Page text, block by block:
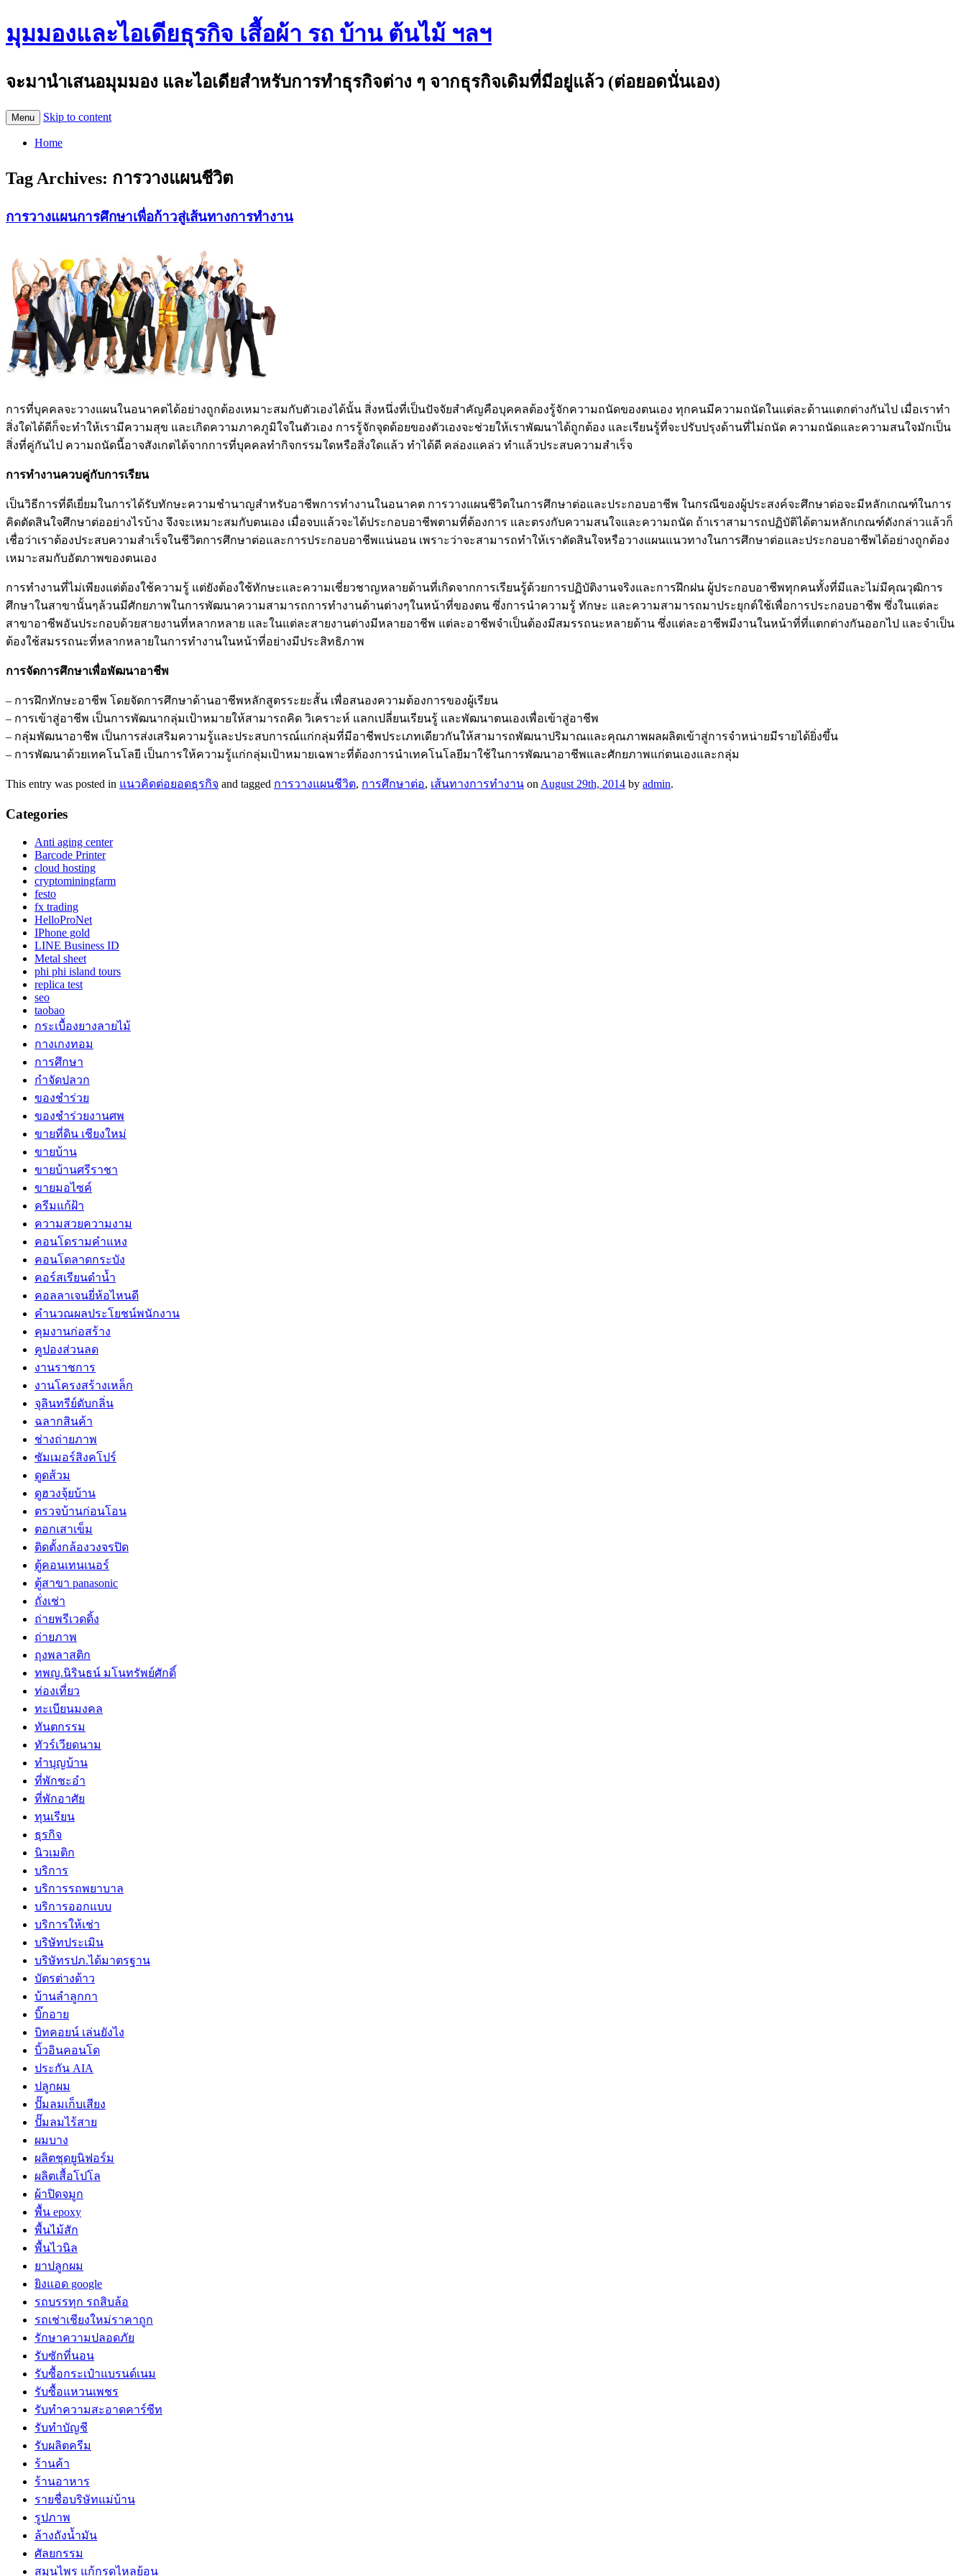
มุมมองและไอเดียธุรกิจ เสื้อผ้า รถ บ้าน ต้นไม้ ฯลฯ
จะมานำเสนอมุมมอง และไอเดียสำหรับการทำธุรกิจต่าง ๆ จากธุรกิจเดิมที่มีอยู่แล้ว (ต่อยอดนั่นเอง)
Menu Skip to content
Home
Tag Archives: การวางแผนชีวิต
การวางแผนการศึกษาเพื่อก้าวสู่เส้นทางการทำงาน
การที่บุคคลจะวางแผนในอนาคตได้อย่างถูกต้องเหมาะสมกับตัวเองได้นั้น สิ่งหนึ่งที่เป็นปัจจัยสำคัญคือบุคคลต้องรู้จักความถนัดของตนเอง ทุกคนมีความถนัดในแต่ละด้านแตกต่างกันไป เมื่อเราทำ
สิ่งใดได้ดีก็จะทำให้เรามีความสุข และเกิดความภาคภูมิใจในตัวเอง การรู้จักจุดด้อยของตัวเองจะช่วยให้เราพัฒนาได้ถูกต้อง และเรียนรู้ที่จะปรับปรุงด้านที่ไม่ถนัด ความถนัดและความสนใจมักเป็น
สิ่งที่คู่กันไป ความถนัดนี้อาจสังเกตได้จากการที่บุคคลทำกิจกรรมใดหรือสิ่งใดแล้ว ทำได้ดี คล่องแคล่ว ทำแล้วประสบความสำเร็จ
การทำงานควบคู่กับการเรียน
เป็นวิธีการที่ดีเยี่ยมในการได้รับทักษะความชำนาญสำหรับอาชีพการทำงานในอนาคต การวางแผนชีวิตในการศึกษาต่อและประกอบอาชีพ ในกรณีของผู้ประสงค์จะศึกษาต่อจะมีหลักเกณฑ์ในการ
คิดตัดสินใจศึกษาต่ออย่างไรบ้าง จึงจะเหมาะสมกับตนเอง เมื่อจบแล้วจะได้ประกอบอาชีพตามที่ต้องการ และตรงกับความสนใจและความถนัด ถ้าเราสามารถปฏิบัติได้ตามหลักเกณฑ์ดังกล่าวแล้วก็
เชื่อว่าเราต้องประสบความสำเร็จในชีวิตการศึกษาต่อและการประกอบอาชีพแน่นอน เพราะว่าจะสามารถทำให้เราตัดสินใจหรือวางแผนแนวทางในการศึกษาต่อและประกอบอาชีพได้อย่างถูกต้อง
เหมาะสมกับอัตภาพของตนเอง
การทำงานที่ไม่เพียงแต่ต้องใช้ความรู้ แต่ยังต้องใช้ทักษะและความเชี่ยวชาญหลายด้านที่เกิดจากการเรียนรู้ด้วยการปฏิบัติงานจริงและการฝึกฝน ผู้ประกอบอาชีพทุกคนทั้งที่มีและไม่มีคุณวุฒิการ
ศึกษาในสาขานั้นๆล้วนมีศักยภาพในการพัฒนาความสามารถการทำงานด้านต่างๆในหน้าที่ของตน ซึ่งการนำความรู้ ทักษะ และความสามารถมาประยุกต์ใช้เพื่อการประกอบอาชีพ ซึ่งในแต่ละ
สาขาอาชีพอันประกอบด้วยสายงานที่หลากหลาย และในแต่ละสายงานต่างมีหลายอาชีพ แต่ละอาชีพจำเป็นต้องมีสมรรถนะหลายด้าน ซึ่งแต่ละอาชีพมีงานในหน้าที่ที่แตกต่างกันออกไป และจำเป็น
ต้องใช้สมรรถนะที่หลากหลายในการทำงานในหน้าที่อย่างมีประสิทธิภาพ
การจัดการศึกษาเพื่อพัฒนาอาชีพ
– การฝึกทักษะอาชีพ โดยจัดการศึกษาด้านอาชีพหลักสูตรระยะสั้น เพื่อสนองความต้องการของผู้เรียน
– การเข้าสู่อาชีพ เป็นการพัฒนากลุ่มเป้าหมายให้สามารถคิด วิเคราะห์ แลกเปลี่ยนเรียนรู้ และพัฒนาตนเองเพื่อเข้าสู่อาชีพ
– กลุ่มพัฒนาอาชีพ เป็นการส่งเสริมความรู้และประสบการณ์แก่กลุ่มที่มีอาชีพประเภทเดียวกันให้สามารถพัฒนาปริมาณและคุณภาพผลผลิตเข้าสู่การจำหน่ายมีรายได้ยิ่งขึ้น
– การพัฒนาด้วยเทคโนโลยี เป็นการให้ความรู้แก่กลุ่มเป้าหมายเฉพาะที่ต้องการนำเทคโนโลยีมาใช้ในการพัฒนาอาชีพและศักยภาพแก่ตนเองและกลุ่ม
This entry was posted in แนวคิดต่อยอดธุรกิจ and tagged การวางแผนชีวิต, การศึกษาต่อ, เส้นทางการทำงาน on August 29th, 2014 by admin.
Categories
Anti aging center
Barcode Printer
cloud hosting
cryptominingfarm
festo
fx trading
HelloProNet
IPhone gold
LINE Business ID
Metal sheet
phi phi island tours
replica test
seo
taobao
กระเบื้องยางลายไม้
กางเกงทอม
การศึกษา
กำจัดปลวก
ของชำร่วย
ของชำร่วยงานศพ
ขายที่ดิน เชียงใหม่
ขายบ้าน
ขายบ้านศรีราชา
ขายมอไซค์
ครีมแก้ฝ้า
ความสวยความงาม
คอนโดรามคำแหง
คอนโดลาดกระบัง
คอร์สเรียนดำน้ำ
คอลลาเจนยี่ห้อไหนดี
คำนวณผลประโยชน์พนักงาน
คุมงานก่อสร้าง
คูปองส่วนลด
งานราชการ
งานโครงสร้างเหล็ก
จุลินทรีย์ดับกลิ่น
ฉลากสินค้า
ช่างถ่ายภาพ
ซัมเมอร์สิงคโปร์
ดูดส้วม
ดูฮวงจุ้ยบ้าน
ตรวจบ้านก่อนโอน
ตอกเสาเข็ม
ติดตั้งกล้องวงจรปิด
ตู้คอนเทนเนอร์
ตู้สาขา panasonic
ถั่งเช่า
ถ่ายพรีเวดดิ้ง
ถ่ายภาพ
ถุงพลาสติก
ทพญ.นิรินธน์ มโนทรัพย์ศักดิ์
ท่องเที่ยว
ทะเบียนมงคล
ทันตกรรม
ทัวร์เวียดนาม
ทำบุญบ้าน
ที่พักชะอำ
ที่พักอาศัย
ทุนเรียน
ธุรกิจ
นิวเมติก
บริการ
บริการรถพยาบาล
บริการออกแบบ
บริการให้เช่า
บริษัทประเมิน
บริษัทรปภ.ได้มาตรฐาน
บัตรต่างด้าว
บ้านลำลูกกา
บิ๊กอาย
บิทคอยน์ เล่นยังไง
บิ้วอินคอนโด
ประกัน AIA
ปลูกผม
ปั๊มลมเก็บเสียง
ปั๊มลมไร้สาย
ผมบาง
ผลิตชุดยูนิฟอร์ม
ผลิตเสื้อโปโล
ผ้าปิดจมูก
พื้น epoxy
พื้นไม้สัก
พื้นไวนิล
ยาปลูกผม
ยิงแอด google
รถบรรทุก รถสิบล้อ
รถเช่าเชียงใหม่ราคาถูก
รักษาความปลอดภัย
รับซักที่นอน
รับซื้อกระเป๋าแบรนด์เนม
รับซื้อแหวนเพชร
รับทำความสะอาดคาร์ซีท
รับทำบัญชี
รับผลิตครีม
ร้านค้า
ร้านอาหาร
รายชื่อบริษัทแม่บ้าน
รูปภาพ
ล้างถังน้ำมัน
ศัลยกรรม
สมุนไพร แก้กรดไหลย้อน